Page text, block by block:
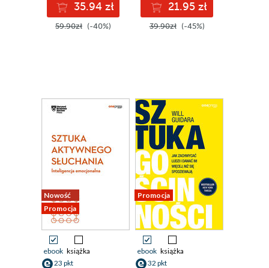
35.94 zł
59.90zł (-40%)
21.95 zł
39.90zł (-45%)
Nowość
Promocja
ebook książka
23 pkt
Promocja
ebook książka
32 pkt